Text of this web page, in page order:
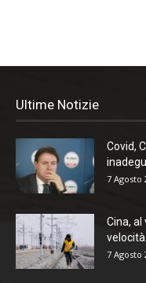
Ultime Notizie
Covid,
7 Agosto
Cina,
velocità...
7 Agosto